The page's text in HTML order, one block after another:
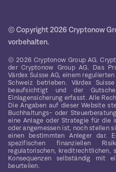
© Copyright 2026 Cryptonow
vorbehalten.
© 2026 Cryptonow Group AG.
der Cryptonow Group AG. Das
Värdex Suisse AG, einem
Schweiz betrieben. Värdex
beaufsichtigt und der
Einlagensicherung erfasst. Alle
Die Angaben auf dieser Website
Buchhaltungs- oder
eine Anlage oder Strategie für die
oder angemessen ist, noch stellen
einen bestimmten Anleger dar.
spezifischen finanziellen
regulatorischen, kreditrechtlichen,
Konsequenzen selbständig mit
beurteilen.